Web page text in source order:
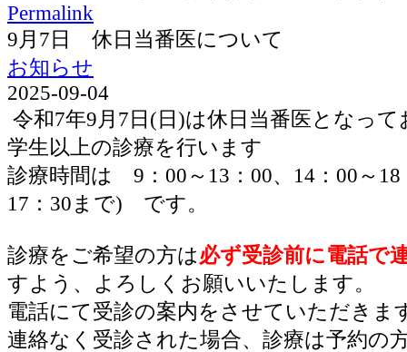
Permalink
9月7日 休日当番医について
お知らせ
2025-09-04
令和7年9月7日(日)は休日当番医となっ
学生以上の診療を行います
診療時間は 9：00～13：00、14：00～
17：30まで) です。
診療をご希望の方は必ず受診前に電話で
すよう、よろしくお願いいたします。
電話にて受診の案内をさせていただきま
連絡なく受診された場合、診療は予約の